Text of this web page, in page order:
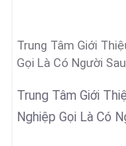
Trung Tâm Giới
Gọi Là Có Người
Trung Tâm Giới
Nghiệp Gọi Là Có